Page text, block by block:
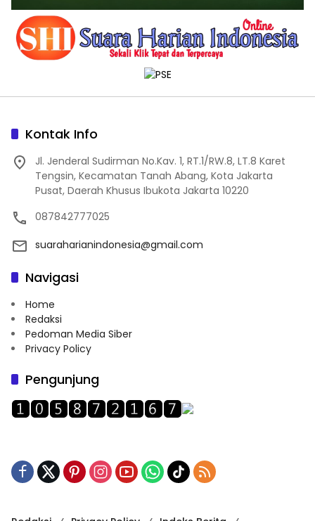
Kontak Info
Jl. Jenderal Sudirman No.Kav. 1, RT.1/RW.8, LT.8 Karet
Tengsin, Kecamatan Tanah Abang, Kota Jakarta
Pusat, Daerah Khusus Ibukota Jakarta 10220
087842777025
suaraharianindonesia@gmail.com
Navigasi
Home
Redaksi
Pedoman Media Siber
Privacy Policy
Pengunjung